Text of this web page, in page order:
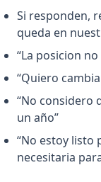
Si responden,
queda en
“La posicion
“Quiero
“No considero
un año”
“No estoy listo
necesitaria